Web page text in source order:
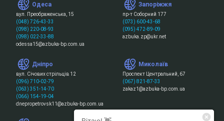
Одеса
вул. Преображенська, 15
(048) 726-43-33
(098) 220-08-93
(098) 022-33-88
odessa15@azbuka-bp.com.ua
Запоріжжя
пр-т Соборний 177
(073) 600-43-68
(095) 472-89-09
azbuka.zp@ukr.net
Дніпро
вул. Січових стрільців 12
(096) 710-02-79
(063) 351-14-70
(066) 154-19-04
dnepropetrovsk11@azbuka-bp.com.ua
Миколаїв
Проспект Центральний, 67
(067) 821-87-33
zakaz1@azbuka-bp.com.ua